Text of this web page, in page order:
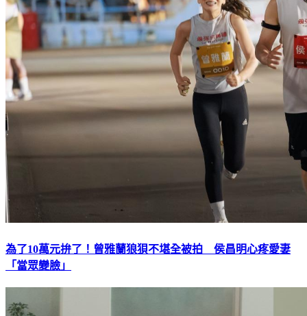
為了10萬元拚了！曾雅蘭狼狽不堪全被拍 侯昌明心疼愛妻
「當眾變臉」